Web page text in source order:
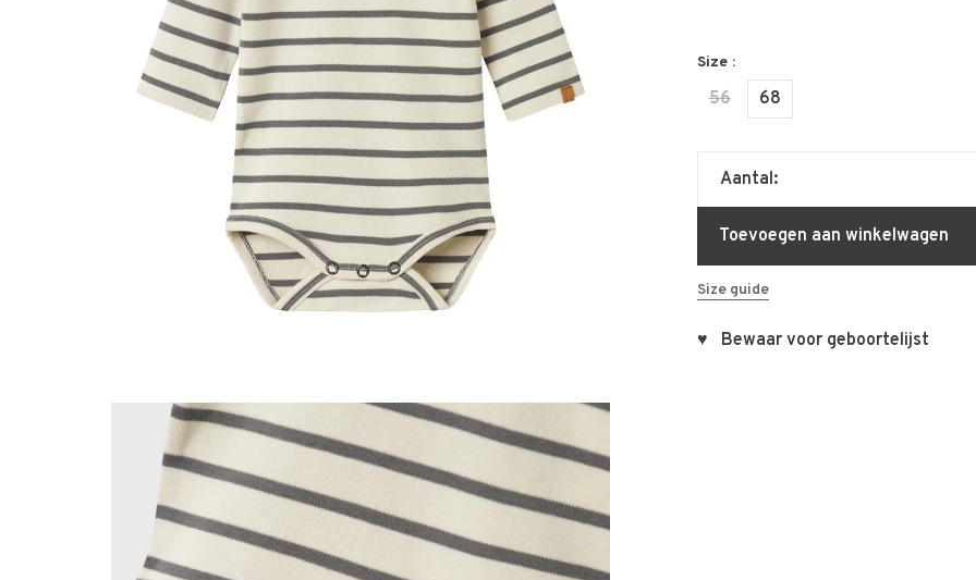
Size :
56 68
Aantal:
Toevoegen aan winkelwagen
Size guide
♥ Bewaar voor geboortelijst